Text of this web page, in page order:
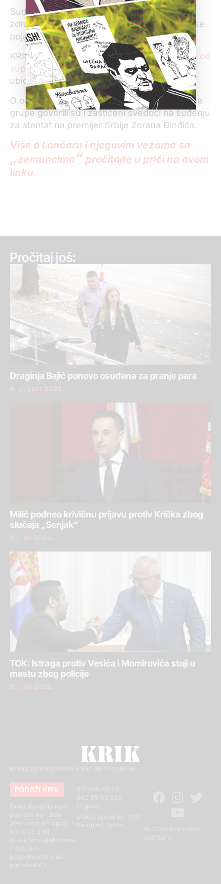
Sudski veštak je utvrdio da Panić nije imao
zdravstvenih problema koji bi ga sprečili da se
pojavljuje na sudu.
KRIK je ranije otkrio i da je Lončar kupio stan od
supruge Sretka Kalinića, najozloglašenijeg
ubice zemunskog klana.
O odnosu Lončara i pripadnika ove kriminalne
grupe govorili su i zaštićeni svedoci na suđenju
za atentat na premijer Srbije Zorana Đinđića.
Više o Lončaru i njegovim vezama sa
„zemuncima“ pročitajte u priči na ovom
linku.
Pročitaj još:
Draginja Bajić ponovo osuđena za pranje para
4. avgust 2026.
Milić podneo krivičnu prijavu protiv Krička zbog
slučaja „Senjak“
30. jul 2026.
TOK: Istraga protiv Vesića i Momirovića stoji u
mestu zbog policije
30. jul 2026.
Mreža za istraživanje kriminala i korupcije
© 2024 Sva prava
011 420 43 04
Makenzijeva 46, 11111
PODRŽI KRIK
otkrivamo korupciju i
kriminal, a mi
uzvraćamo poklonima
i različitim
pogodnostima na
portalu KRIK.